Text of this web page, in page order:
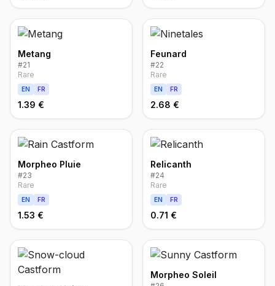
Metang
#21
Rare
EN FR
1.39 €
Feunard
#22
Rare
EN FR
2.68 €
Morpheo Pluie
#23
Rare
EN FR
1.53 €
Relicanth
#24
Rare
EN FR
0.71 €
Morpheo Soleil